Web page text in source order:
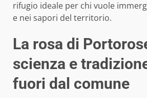
rifugio ideale per chi vuole
e nei sapori del territorio.
La rosa di
scienza e
fuori dal comune